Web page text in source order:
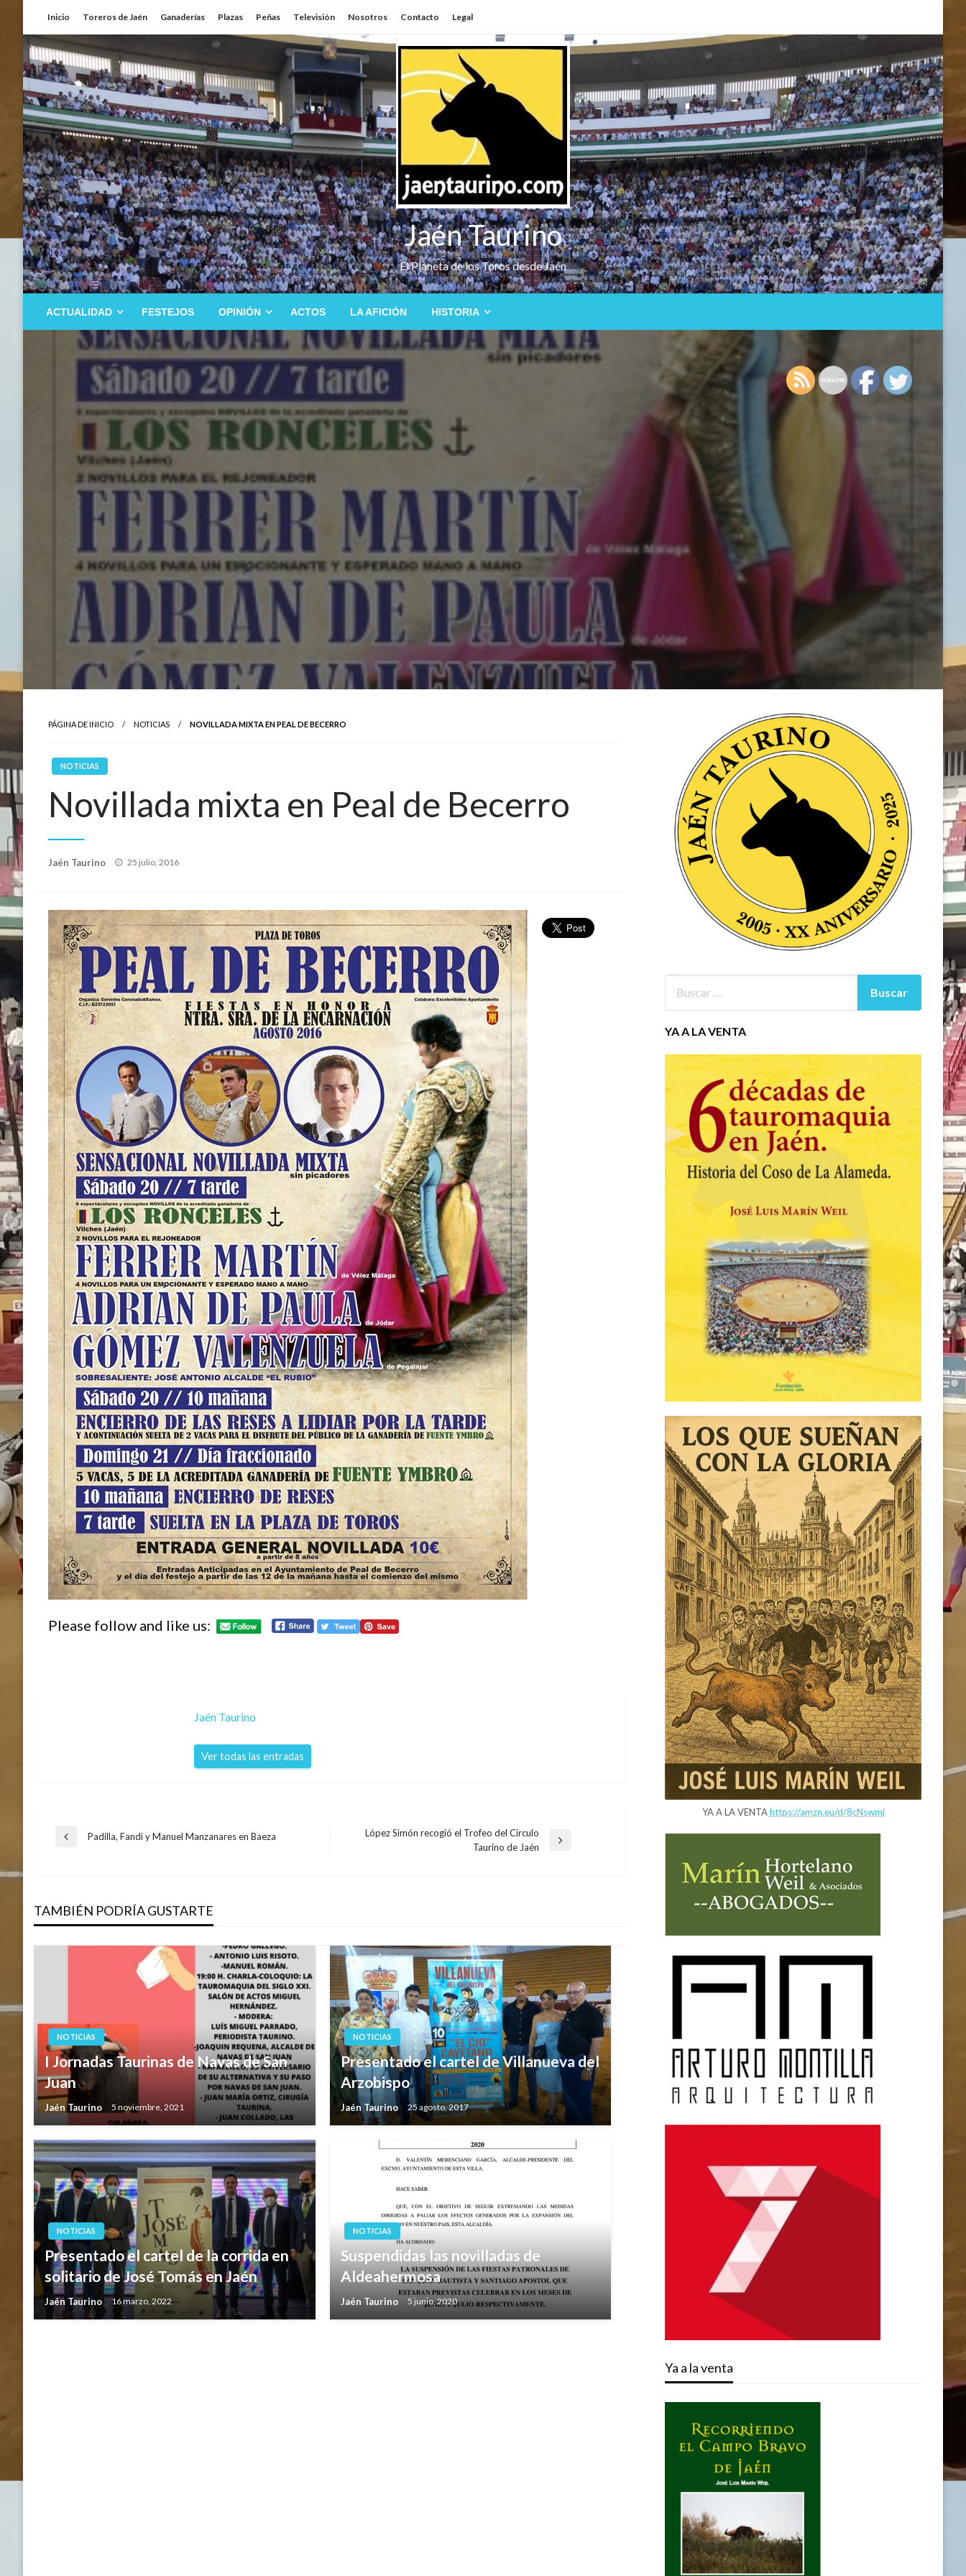
contenido
Inicio Toreros de Jaén Ganaderías Plazas Peñas Televisión Nosotros Contacto Legal
Jaén Taurino
El Planeta de los Toros desde Jaén
ACTUALIDAD FESTEJOS OPINIÓN ACTOS LA AFICIÓN HISTORIA
PÁGINA DE INICIO NOTICIAS NOVILLADA MIXTA EN PEAL DE BECERRO
NOTICIAS
Novillada mixta en Peal de Becerro
Jaén Taurino
Publicado
25 julio, 2016
Please follow and like us:
Jaén Taurino
Ver todas las entradas
Navegación
entradas
Entrada
Padilla, Fandi y Manuel Manzanares en Baeza
López Simón recogió el Trofeo del Círculo
Taurino de Jaén
TAMBIÉN PODRÍA GUSTARTE
NOTICIAS
I Jornadas Taurinas de Navas de San
Juan
Jaén Taurino 5 noviembre, 2021
NOTICIAS
Presentado el cartel de Villanueva del
Arzobispo
Jaén Taurino 25 agosto, 2017
NOTICIAS
Presentado el cartel de la corrida en
solitario de José Tomás en Jaén
Jaén Taurino 16 marzo, 2022
NOTICIAS
Suspendidas las novilladas de
Aldeahermosa
Jaén Taurino 5 junio, 2020
YA A LA VENTA
YA A LA VENTAhttps://amzn.eu/d/8cNswmj
Ya a la venta